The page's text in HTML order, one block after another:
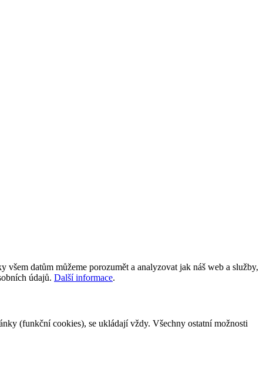
datům můžeme porozumět a analyzovat jak náš web a služby,
údajů. Další informace.
(funkční cookies), se ukládají vždy. Všechny ostatní možnosti